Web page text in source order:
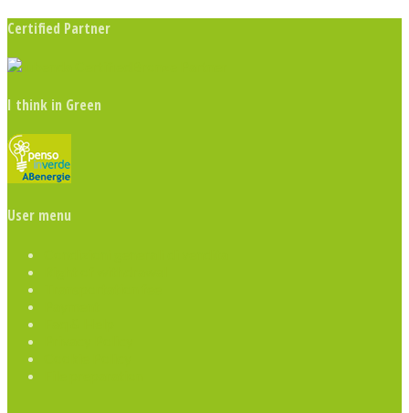
Certified Partner
I think in Green
User menu